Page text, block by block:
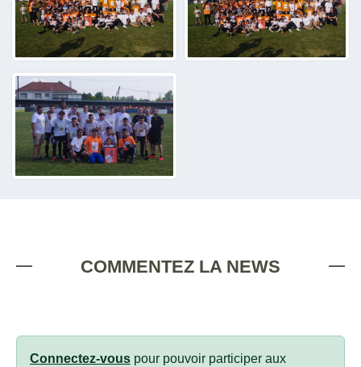
COMMENTEZ LA NEWS
Connectez-vous pour pouvoir participer aux